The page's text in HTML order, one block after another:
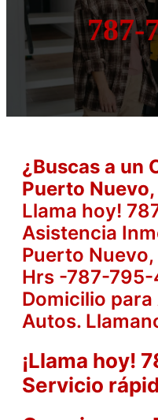
787-
¿Buscas a un
Puerto
Llama hoy!
Asistencia
Puerto
Hrs -787-795-
Domicilio
Autos.
¡Llama hoy!
Servicio